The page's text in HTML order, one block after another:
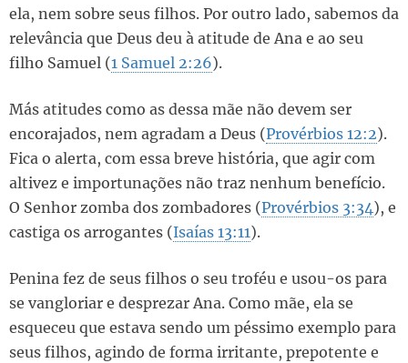
ela, nem sobre seus filhos. Por outro lado, sabemos da
relevância que Deus deu à atitude de Ana e ao seu
filho Samuel (1 Samuel 2:26).
Más atitudes como as dessa mãe não devem ser
encorajados, nem agradam a Deus (Provérbios 12:2).
Fica o alerta, com essa breve história, que agir com
altivez e importunações não traz nenhum benefício.
O Senhor zomba dos zombadores (Provérbios 3:34), e
castiga os arrogantes (Isaías 13:11).
Penina fez de seus filhos o seu troféu e usou-os para
se vangloriar e desprezar Ana. Como mãe, ela se
esqueceu que estava sendo um péssimo exemplo para
seus filhos, agindo de forma irritante, prepotente e